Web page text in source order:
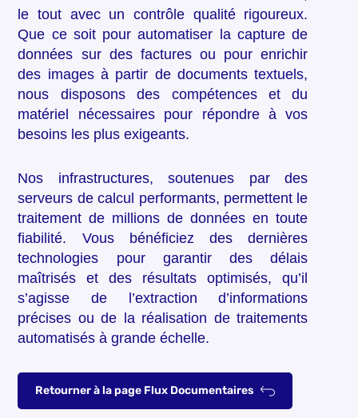
le tout avec un contrôle qualité rigoureux.
Que ce soit pour automatiser la capture de
données sur des factures ou pour enrichir
des images à partir de documents textuels,
nous disposons des compétences et du
matériel nécessaires pour répondre à vos
besoins les plus exigeants.
Nos infrastructures, soutenues par des
serveurs de calcul performants, permettent le
traitement de millions de données en toute
fiabilité. Vous bénéficiez des dernières
technologies pour garantir des délais
maîtrisés et des résultats optimisés, qu’il
s’agisse de l’extraction d’informations
précises ou de la réalisation de traitements
automatisés à grande échelle.
Retourner à la page Flux Documentaires